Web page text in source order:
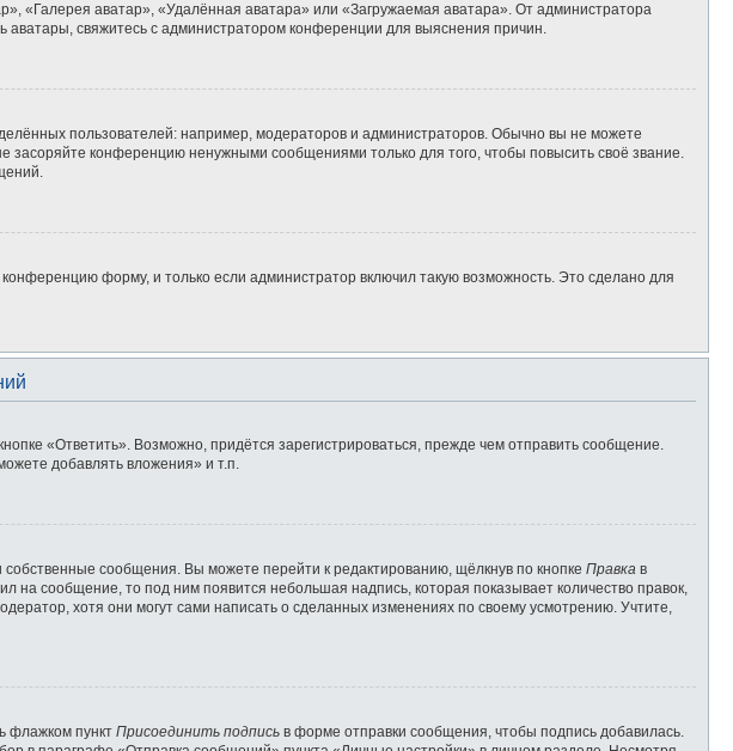
«Галерея аватар», «Удалённая аватара» или «Загружаемая аватара». От администратора
аватары, свяжитесь с администратором конференции для выяснения причин.
пользователей: например, модераторов и администраторов. Обычно вы не можете
конференцию ненужными сообщениями только для того, чтобы повысить своё звание.
форму, и только если администратор включил такую возможность. Это сделано для
«Ответить». Возможно, придётся зарегистрироваться, прежде чем отправить сообщение.
добавлять вложения» и т.п.
сообщения. Вы можете перейти к редактированию, щёлкнув по кнопке Правка в
на сообщение, то под ним появится небольшая надпись, которая показывает количество правок,
хотя они могут сами написать о сделанных изменениях по своему усмотрению. Учтите,
флажком пункт Присоединить подпись в форме отправки сообщения, чтобы подпись добавилась.